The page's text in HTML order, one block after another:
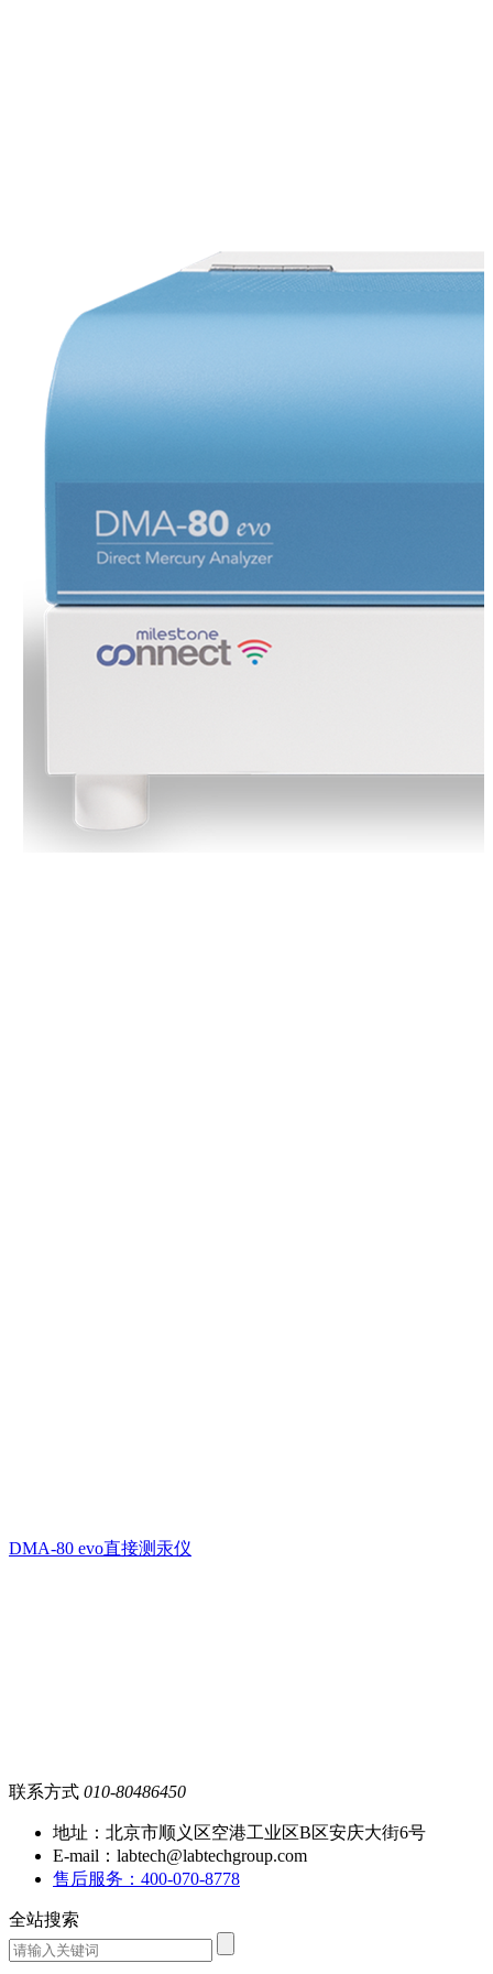
DMA-80 evo直接测汞仪
联系方式 010-80486450
地址：北京市顺义区空港工业区B区安庆大街6号
E-mail：labtech@labtechgroup.com
售后服务：400-070-8778
全站搜索